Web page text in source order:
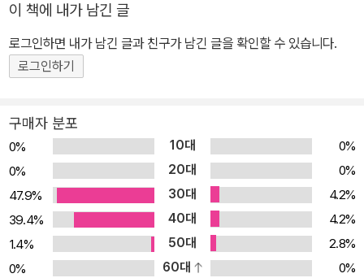
이 책에 내가 남긴 글
로그인하면 내가 남긴 글과 친구가 남긴 글을 확인할 수 있습니다.
로그인하기
구매자 분포
0% 10대
0%
0%
20대
0%
47.9%
30대
4.2%
39.4%
40대
4.2%
1.4%
50대
2.8%
0%
60대
0%